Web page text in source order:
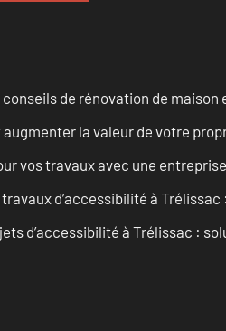
de rénovation de maison
la valeur de votre
vos travaux avec une
d’accessibilité à
d’accessibilité à Trélissac :